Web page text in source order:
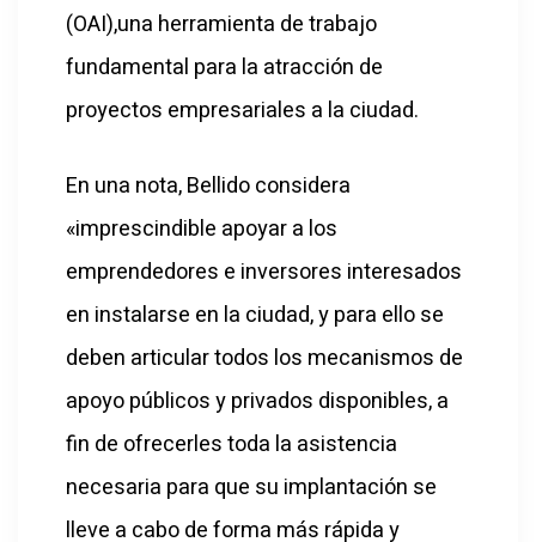
(OAI),una herramienta de trabajo
fundamental para la atracción de
proyectos empresariales a la ciudad.
En una nota, Bellido considera
«imprescindible apoyar a los
emprendedores e inversores interesados
en instalarse en la ciudad, y para ello se
deben articular todos los mecanismos de
apoyo públicos y privados disponibles, a
fin de ofrecerles toda la asistencia
necesaria para que su implantación se
lleve a cabo de forma más rápida y